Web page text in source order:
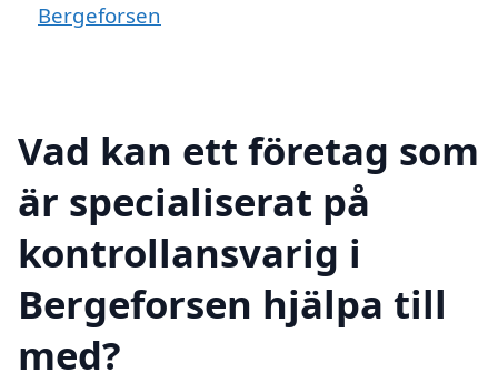
Bergeforsen
Vad kan ett företag som
är specialiserat på
kontrollansvarig i
Bergeforsen hjälpa till
med?